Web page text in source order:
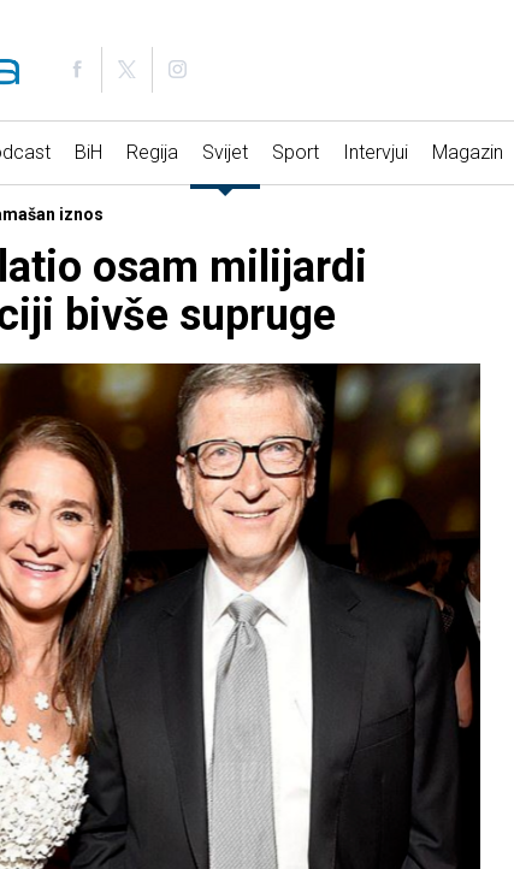
BiH Regija Svijet Sport Intervjui Magazin
iznos
osam milijardi
bivše supruge